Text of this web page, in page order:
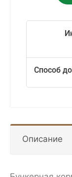
Способ
Описание